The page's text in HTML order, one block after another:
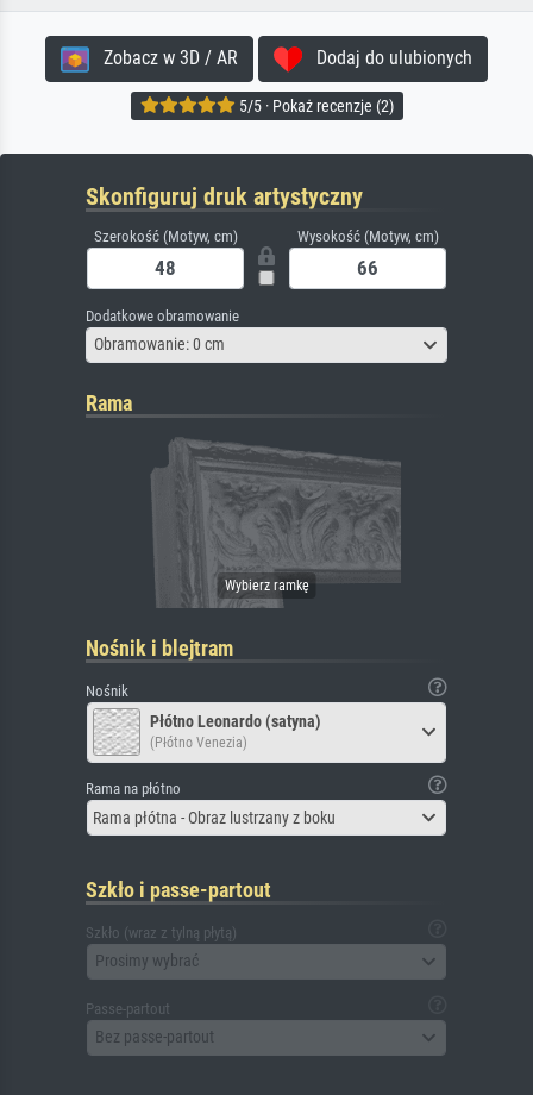
Zobacz w 3D / AR Dodaj do ulubionych
5/5 · Pokaż recenzje (2)
Skonfiguruj druk artystyczny
Szerokość (Motyw, cm) Wysokość (Motyw, cm)
Dodatkowe obramowanie
Obramowanie: 0 cm
Rama
Nośnik i blejtram
Nośnik
Płótno Leonardo (satyna)
(Płótno Venezia)
Rama na płótno
Rama płótna - Obraz lustrzany z boku
Szkło i passe-partout
Szkło (wraz z tylną płytą)
Prosimy wybrać
Passe-partout
Bez passe-partout